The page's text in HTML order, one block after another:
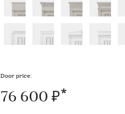
Door price:
76 600 ₽